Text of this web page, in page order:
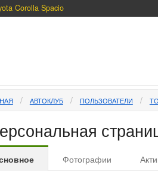
Corolla Spacio
АВТОКЛУБ ПОЛЬЗОВАТЕЛИ
Фотографии